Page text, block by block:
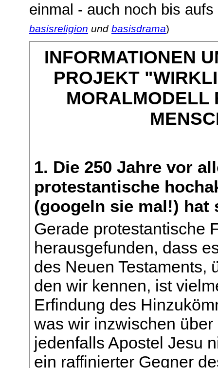
einmal - auch noch bis
basisreligion und basisdrama)